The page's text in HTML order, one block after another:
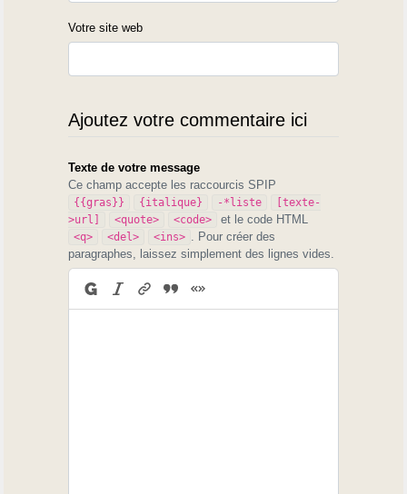
Votre site web
Ajoutez votre commentaire ici
Texte de votre message
Ce champ accepte les raccourcis SPIP
{{gras}} {italique} -*liste
[texte-
>url]
<quote> <code> et le code HTML
<q> <del> <ins>
. Pour créer des
paragraphes, laissez simplement des lignes vides.